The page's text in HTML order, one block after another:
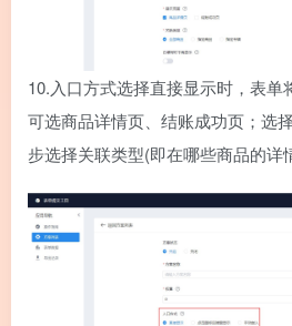
10.入口方式选择直接显示时，表单
可选商品详情页、结账成功页；选
步选择关联类型(即在哪些商品的详